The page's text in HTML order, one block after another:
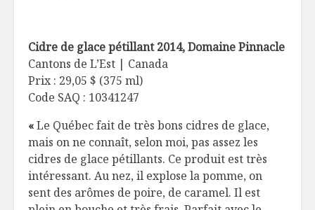
Cidre de glace pétillant 2014, Domaine Pinnacle
Cantons de L’Est | Canada
Prix : 29,05 $ (375 ml)
Code SAQ : 10341247
«Le Québec fait de très bons cidres de glace,
mais on ne connaît, selon moi, pas assez les
cidres de glace pétillants. Ce produit est très
intéressant. Au nez, il explose la pomme, on
sent des arômes de poire, de caramel. Il est